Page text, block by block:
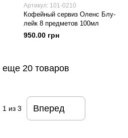
Артикул: 101-0210
Кофейный сервиз Оленс Блу-
лейк 8 предметов 100мл
950.00 грн
еще 20 товаров
1 из 3 Вперед